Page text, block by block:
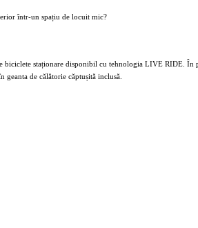
într-un spațiu de locuit mic?
staționare disponibil cu tehnologia LIVE RIDE.
geanta de călătorie căptușită inclusă.